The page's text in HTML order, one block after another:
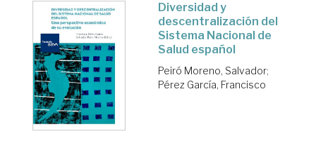
Diversidad y
descentralización del
Sistema Nacional de
Salud español
Peiró Moreno, Salvador;
Pérez García, Francisco